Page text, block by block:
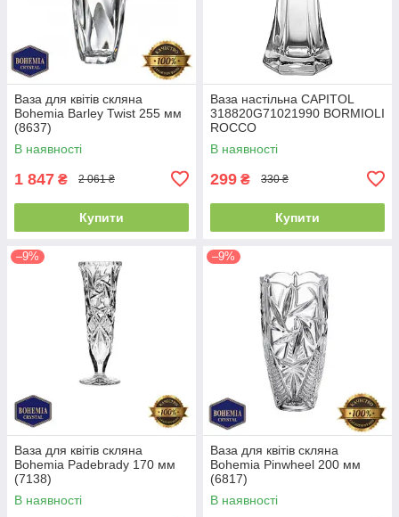
Ваза для квітів скляна
Bohemia Barley Twist 255 мм
(8637)
В наявності
1 847 ₴ 2 061 ₴
Купити
Ваза настільна CAPITOL
318820G71021990 BORMIOLI
ROCCO
В наявності
299 ₴ 330 ₴
Купити
–9%
Ваза для квітів скляна
Bohemia Padebrady 170 мм
(7138)
В наявності
–9%
Ваза для квітів скляна
Bohemia Pinwheel 200 мм
(6817)
В наявності